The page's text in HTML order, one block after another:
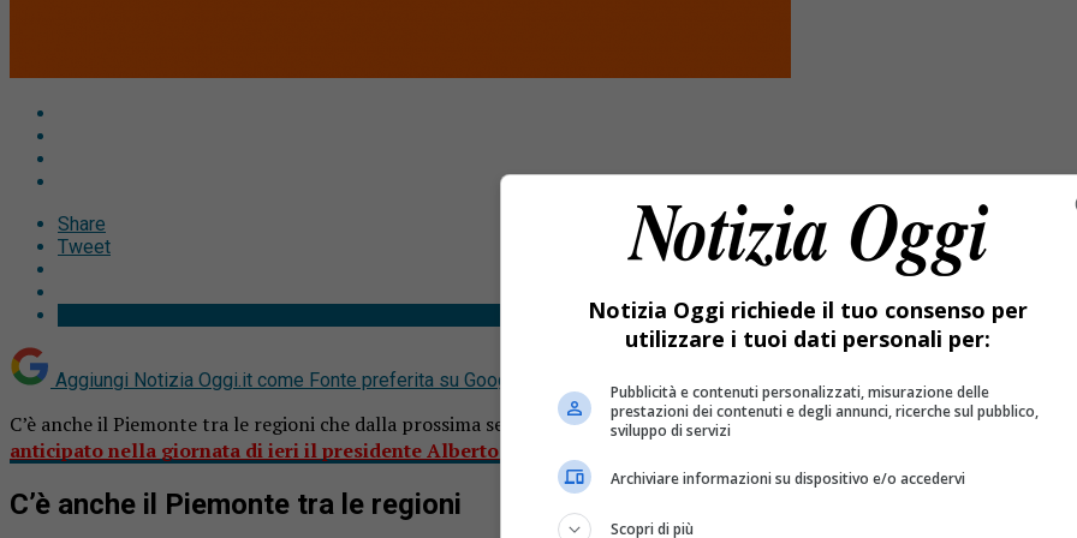
Share
Tweet
Aggiungi Notizia Oggi.it come Fonte preferita su Google
C’è anche il Piemonte tra le regioni che dalla prossima settimana torneranno in arancione sulla base dei dati del nuovo
anticipato nella giornata di ieri il presidente Alberto Cirio
C’è anche il Piemonte tra le regioni
Notizia Oggi richiede il tuo consenso per
utilizzare i tuoi dati personali per:
Pubblicità e contenuti personalizzati, misurazione delle
prestazioni dei contenuti e degli annunci, ricerche sul pubblico,
sviluppo di servizi
Archiviare informazioni su dispositivo e/o accedervi
Scopri di più